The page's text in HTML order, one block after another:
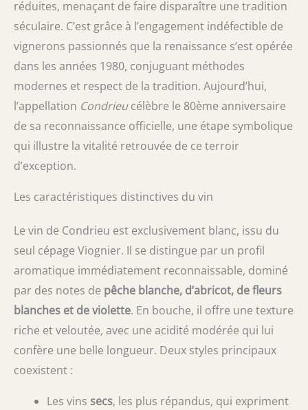
réduites, menaçant de faire disparaître une tradition
séculaire. C’est grâce à l’engagement indéfectible de
vignerons passionnés que la renaissance s’est opérée
dans les années 1980, conjuguant méthodes
modernes et respect de la tradition. Aujourd’hui,
l’appellation Condrieucélèbre le 80ème anniversaire
de sa reconnaissance officielle, une étape symbolique
qui illustre la vitalité retrouvée de ce terroir
d’exception.
Les caractéristiques distinctives du vin
Le vin de Condrieu est exclusivement blanc, issu du
seul cépage Viognier. Il se distingue par un profil
aromatique immédiatement reconnaissable, dominé
par des notes de pêche blanche, d’abricot, de fleurs
blanches et de violette. En bouche, il offre une texture
riche et veloutée, avec une acidité modérée qui lui
confère une belle longueur. Deux styles principaux
coexistent :
Les vins secs, les plus répandus, qui expriment